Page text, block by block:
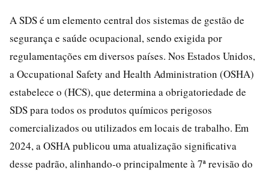
A SDS é um elemento central dos sistemas de gestão de
segurança e saúde ocupacional, sendo exigida por
regulamentações em diversos países. Nos Estados Unidos,
a Occupational Safety and Health Administration (OSHA)
estabelece o (HCS), que determina a obrigatoriedade de
SDS para todos os produtos químicos perigosos
comercializados ou utilizados em locais de trabalho. Em
2024, a OSHA publicou uma atualização significativa
desse padrão, alinhando-o principalmente à 7ª revisão do